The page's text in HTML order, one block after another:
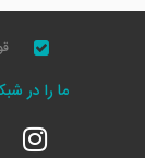
ما را در